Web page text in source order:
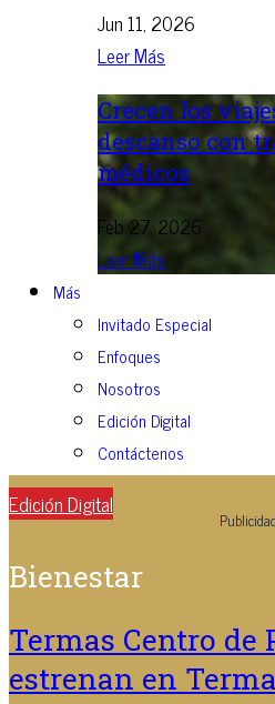
Jun 11, 2026
Leer Más
Crecen los
descanso con
médicos
Feb 27, 2026
Leer Más
Más
Invitado Especial
Enfoques
Nosotros
Edición Digital
Contáctenos
Edición Digital
Publicidad
Bienestar
Termas Centro de
estrenan en